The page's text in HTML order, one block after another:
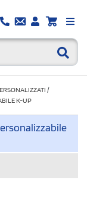
/
K-UP